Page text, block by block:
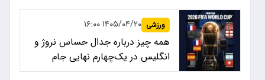
ورزشی ۱۴۰۵/۰۴/۲۰ ۱۶:۰۰
همه چیز درباره جدال حساس نروژ و
انگلیس در یک‌چهارم نهایی جام
جهانی ۲۰۲۶